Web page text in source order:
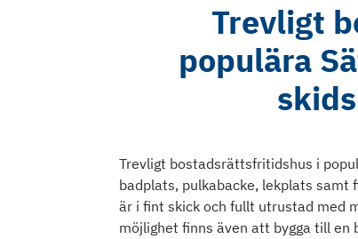
Trevligt
populära
Trevligt bostadsrättsfritidshus i
badplats, pulkabacke, lekplats samt
är i fint skick och fullt utrustad med
möjlighet finns även att bygga till en